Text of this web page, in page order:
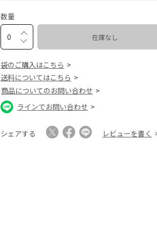
数量
在庫なし
袋のご購入はこちら
送料についてはこちら
商品についてのお問い合わせ
ラインでお問い合わせ
シェアする レビューを書く